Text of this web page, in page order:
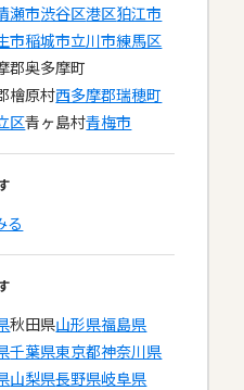
瀬市渋谷区港区狛江市
市稲城市立川市練馬区
郡奥多摩町
檜原村西多摩郡瑞穂町
区青ヶ島村青梅市
る
秋田県山形県福島県
千葉県東京都神奈川県
山梨県長野県岐阜県